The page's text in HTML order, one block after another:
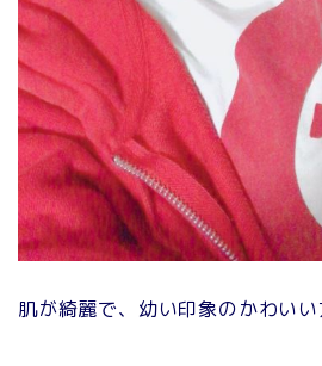
肌が綺麗で、幼い印象のかわいい